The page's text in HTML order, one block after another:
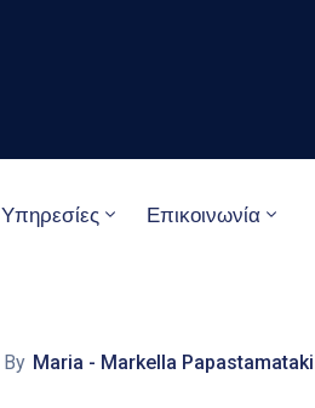
Επικοινωνία
By Maria - Markella Papastamataki